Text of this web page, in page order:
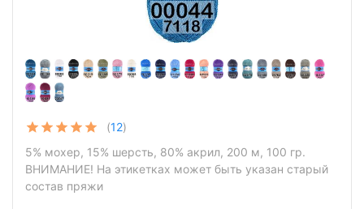
(12)
5% мохер, 15% шерсть, 80% акрил, 200 м, 100 гр.
ВНИМАНИЕ! На этикетках может быть указан старый
состав пряжи